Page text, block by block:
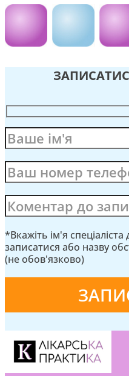
*Вкажіть ім'я
записатися або назву
(не обов'язково)